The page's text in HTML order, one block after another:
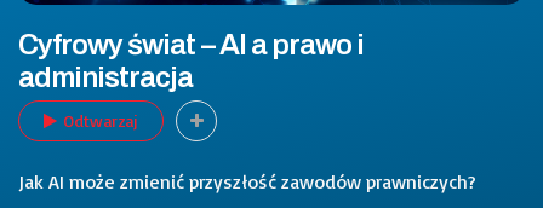
Cyfrowy świat – AI a prawo i
administracja
Odtwarzaj
Jak AI może zmienić przyszłość zawodów prawniczych?